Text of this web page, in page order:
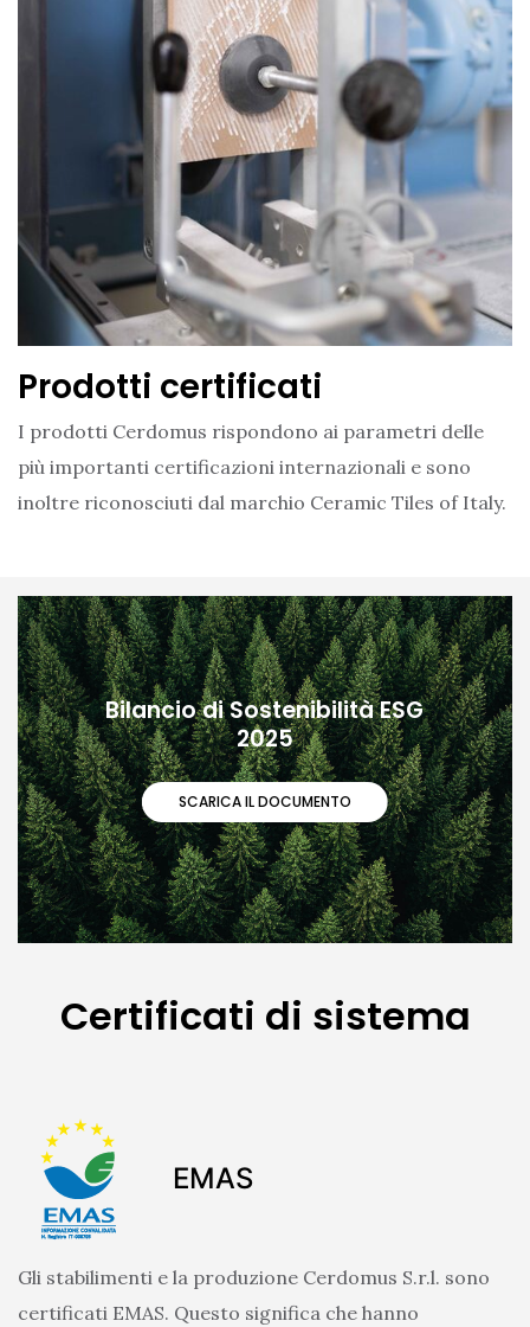
Prodotti certificati
I prodotti Cerdomus rispondono ai parametri delle
più importanti certificazioni internazionali e sono
inoltre riconosciuti dal marchio Ceramic Tiles of Italy.
Bilancio di Sostenibilità ESG
2025
SCARICA IL DOCUMENTO
Certificati di sistema
EMAS
Gli stabilimenti e la produzione Cerdomus S.r.l. sono
certificati EMAS. Questo significa che hanno